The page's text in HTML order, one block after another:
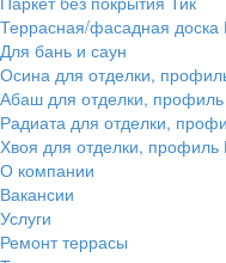
Террасная/фасадная
Для бань и саун
Осина для отделки,
Абаш для отделки,
Радиата для отделки,
Хвоя для отделки,
О компании
Вакансии
Услуги
Ремонт террасы